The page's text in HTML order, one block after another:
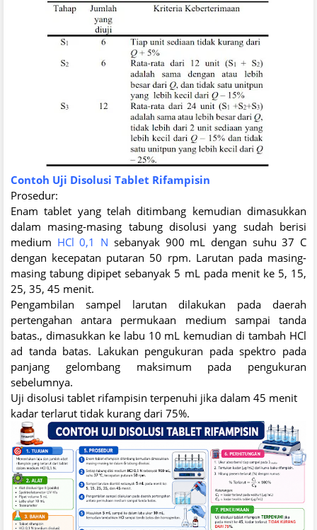
Contoh Uji Disolusi Tablet Rifampisin
Prosedur:
Enam tablet yang telah ditimbang kemudian dimasukkan
dalam masing-masing tabung disolusi yang sudah berisi
medium HCl 0,1 N sebanyak 900 mL dengan suhu 37 C
dengan kecepatan putaran 50 rpm. Larutan pada masing-
masing tabung dipipet sebanyak 5 mL pada menit ke 5, 15,
25, 35, 45 menit.
Pengambilan sampel larutan dilakukan pada daerah
pertengahan antara permukaan medium sampai tanda
batas., dimasukkan ke labu 10 mL kemudian di tambah HCl
ad tanda batas. Lakukan pengukuran pada spektro pada
panjang gelombang maksimum pada pengukuran
sebelumnya.
Uji disolusi tablet rifampisin terpenuhi jika dalam 45 menit
kadar terlarut tidak kurang dari 75%.